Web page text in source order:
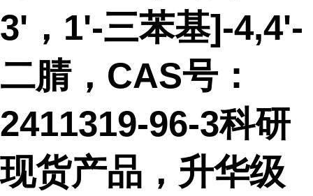
3'，1'-三苯基]-4,4'-
二腈，CAS号：
2411319-96-3科研
现货产品，升华级